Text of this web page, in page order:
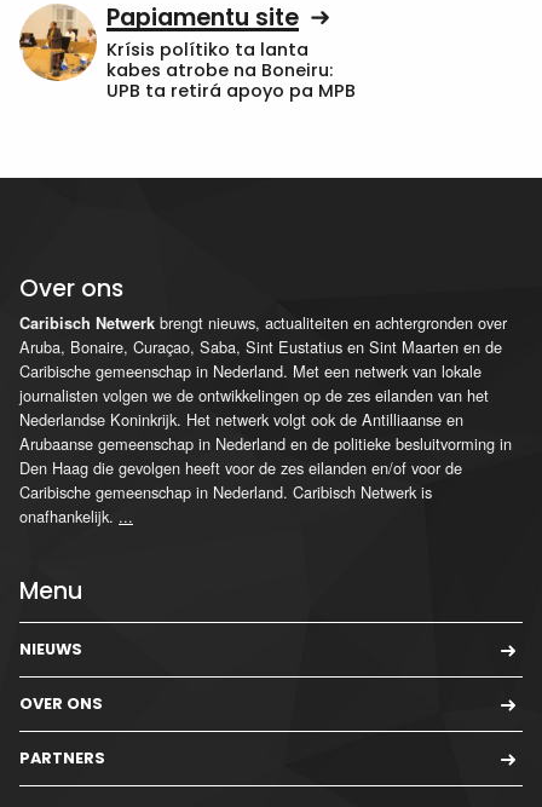
Papiamentu site
Krísis polítiko ta lanta
kabes atrobe na Boneiru:
UPB ta retirá apoyo pa MPB
Over ons
Caribisch Netwerk brengt nieuws, actualiteiten en achtergronden over
Aruba, Bonaire, Curaçao, Saba, Sint Eustatius en Sint Maarten en de
Caribische gemeenschap in Nederland. Met een netwerk van lokale
journalisten volgen we de ontwikkelingen op de zes eilanden van het
Nederlandse Koninkrijk. Het netwerk volgt ook de Antilliaanse en
Arubaanse gemeenschap in Nederland en de politieke besluitvorming in
Den Haag die gevolgen heeft voor de zes eilanden en/of voor de
Caribische gemeenschap in Nederland. Caribisch Netwerk is
onafhankelijk. ...
Menu
NIEUWS
OVER ONS
PARTNERS